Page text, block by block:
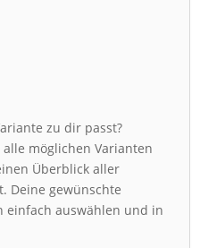
zu dir passt?
möglichen Varianten
Überblick aller
Deine gewünschte
einfach auswählen und in